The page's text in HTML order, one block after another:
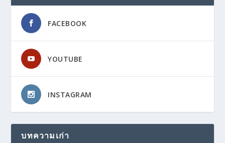
FACEBOOK
YOUTUBE
INSTAGRAM
บทความเก่า